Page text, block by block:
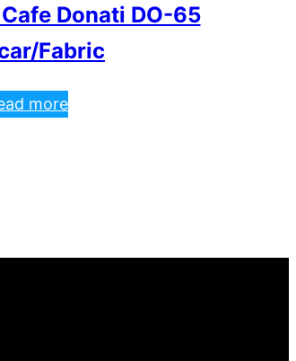
Donati DO-65
Fabric
more